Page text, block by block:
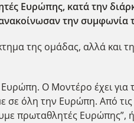
Ευρώπης, κατά την
την συμφωνία
της ομάδας, αλλά και
Ο Μοντέρο έχει για
όλη την Ευρώπη. Από
πρωταθλητές Ευρώπης”,